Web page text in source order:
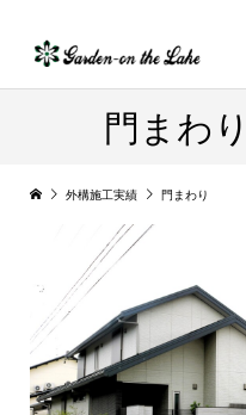
門まわ
外構施工実績 門まわり